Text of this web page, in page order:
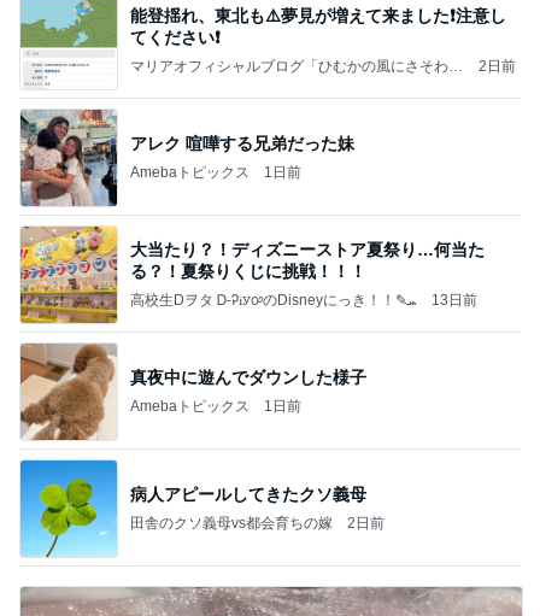
能登揺れ、東北も⚠️夢見が増えて来ました❗️注意し
てください❗️
マリアオフィシャルブログ「ひむかの風にさそわれ
2日前
アレク 喧嘩する兄弟だった妹
Amebaトピックス 1日前
大当たり？！ディズニーストア夏祭り…何当た
る？！夏祭りくじに挑戦！！！
高校生Dヲタ Ꭰ-ᎮꭵꭹꭴのDisneyにっき！！✎ܚ 13日前
真夜中に遊んでダウンした様子
Amebaトピックス 1日前
病人アピールしてきたクソ義母
田舎のクソ義母vs都会育ちの嫁 2日前